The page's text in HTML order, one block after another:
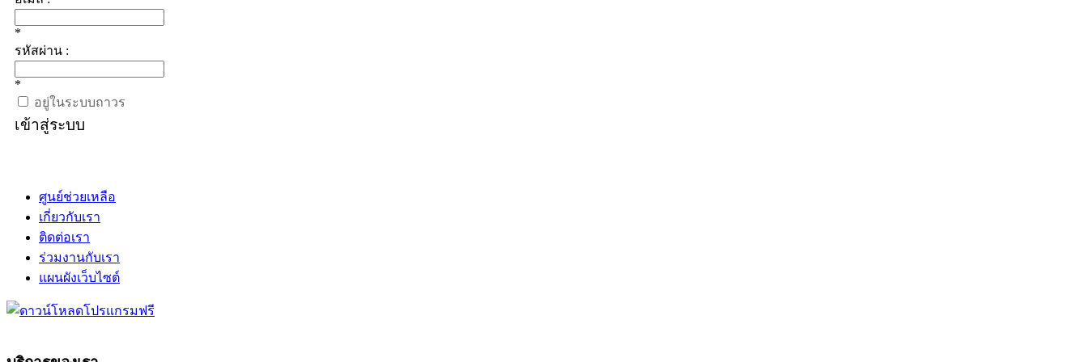
*
รหัสผ่าน :
*
อยู่ในระบบถาวร
เข้าสู่ระบบ
ศูนย์ช่วยเหลือ
เกี่ยวกับเรา
ติดต่อเรา
ร่วมงานกับเรา
แผนผังเว็บไซต์